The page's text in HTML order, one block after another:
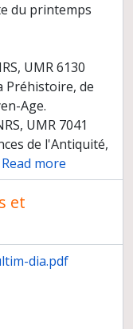
du printemps
UMR 6130
Préhistoire, de
Age.
UMR 7041
de l'Antiquité,
Read more
et
dia.pdf